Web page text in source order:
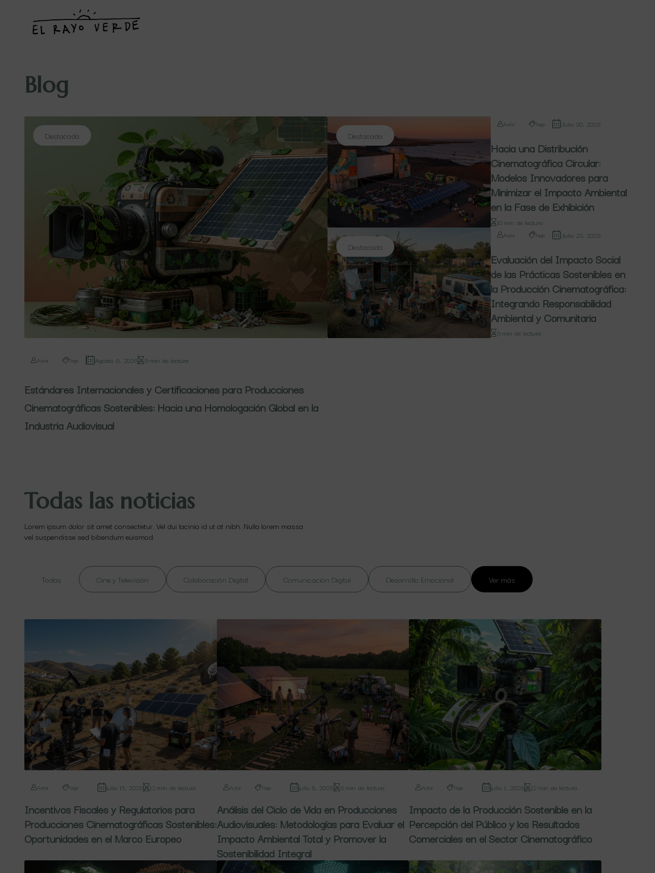
Blog
Destacada
Autor Tags Agosto 6, 2026 9 min de lectura
Estándares Internacionales y Certificaciones para Producciones
Cinematográficas Sostenibles: Hacia una Homologación Global en la
Industria Audiovisual
Destacada
Autor Tags Julio 30, 2026
Hacia una Distribución
Cinematográfica Circular:
Modelos Innovadores para
Minimizar el Impacto Ambiental
en la Fase de Exhibición
10 min de lectura
Destacada
Autor Tags Julio 23, 2026
Evaluación del Impacto Social
de las Prácticas Sostenibles en
la Producción Cinematográfica:
Integrando Responsabilidad
Ambiental y Comunitaria
9 min de lectura
Todas las noticias
Lorem ipsum dolor sit amet consectetur. Vel dui lacinia id ut at nibh. Nulla lorem massa
vel suspendisse sed bibendum euismod.
Todas Cine y Televisión Colaboración Digital Comunicación Digital Desarrollo Emocional Ver más
Autor Tags julio 15, 2026 12 min de lectura
Incentivos Fiscales y Regulatorios para
Producciones Cinematográficas Sostenibles:
Oportunidades en el Marco Europeo
Autor Tags julio 8, 2026 9 min de lectura
Análisis del Ciclo de Vida en Producciones
Audiovisuales: Metodologías para Evaluar el
Impacto Ambiental Total y Promover la
Sostenibilidad Integral
Autor Tags julio 1, 2026 12 min de lectura
Impacto de la Producción Sostenible en la
Percepción del Público y los Resultados
Comerciales en el Sector Cinematográfico